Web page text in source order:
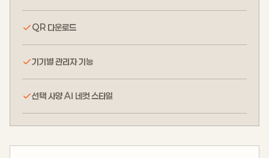
QR 다운로드
기기별 관리자 기능
선택 사양 AI 네컷 스타일